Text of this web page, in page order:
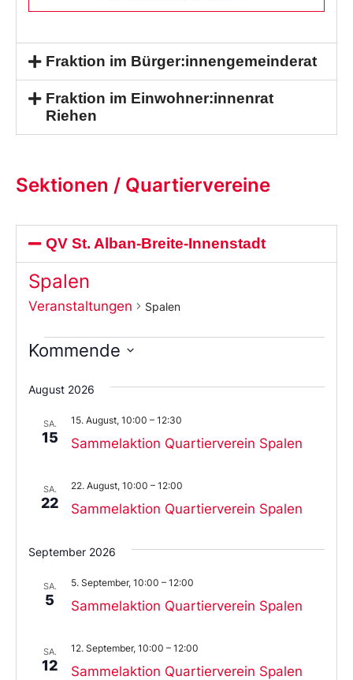
Fraktion im Bürger:innengemeinderat
Fraktion im Einwohner:innenrat
Riehen
Sektionen / Quartiervereine
QV St. Alban-Breite-Innenstadt
Spalen
Veranstaltungen Spalen
Kommende
Sie
das
aus.
August 2026
SA.
15 Sammelaktion Quartierverein Spalen
15. August, 10:00 – 12:30
SA.
22 Sammelaktion Quartierverein Spalen
22. August, 10:00 – 12:00
September 2026
SA.
5 Sammelaktion Quartierverein Spalen
5. September, 10:00 – 12:00
SA.
12 Sammelaktion Quartierverein Spalen
12. September, 10:00 – 12:00